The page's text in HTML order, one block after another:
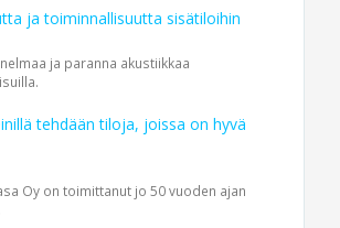
ja toiminnallisuutta sisätiloihin
ja paranna akustiikkaa
tehdään tiloja, joissa on hyvä
Oy on toimittanut jo 50 vuoden ajan